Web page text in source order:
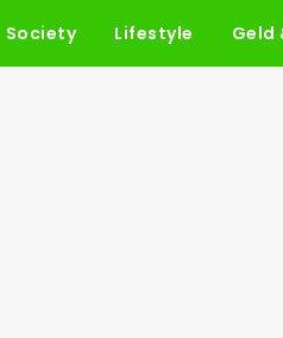
Society Lifestyle Geld